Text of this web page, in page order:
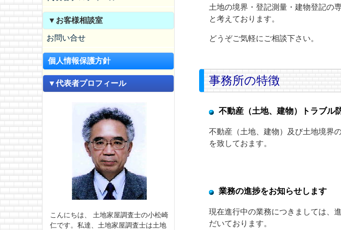
▼お客様相談室
お問い合せ
個人情報保護方針
▼代表者プロフィール
こんにちは、 土地家屋調査士の小松崎
仁です。私達、土地家屋調査士は土地
土地の境界・登記測量・建物登記の
と考えております。
どうぞご気軽にご相談下さい。
事務所の特徴
不動産（土地、建物）トラブル
不動産（土地、建物）及び土地境界
を致しておます。
業務の進捗をお知らせします
現在進行中の業務につきましては、
だいております。